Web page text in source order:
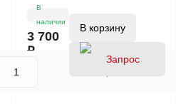
В
наличии
3 700
₽
В корзину